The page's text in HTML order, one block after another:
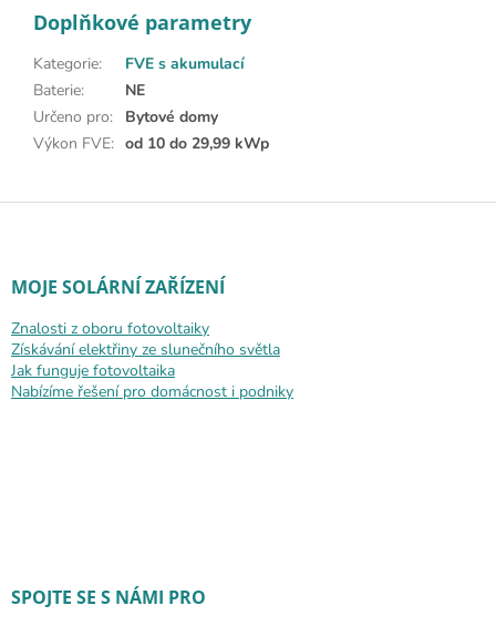
Doplňkové parametry
Kategorie:
FVE s akumulací
Baterie:
NE
Určeno pro:
Bytové domy
Výkon FVE: od 10 do 29,99 kWp
Zápatí
MOJE SOLÁRNÍ ZAŘÍZENÍ
Znalosti z oboru fotovoltaiky
Získávání elektřiny ze slunečního světla
Jak funguje fotovoltaika
Nabízíme řešení pro domácnost i podniky
SPOJTE SE S NÁMI PRO